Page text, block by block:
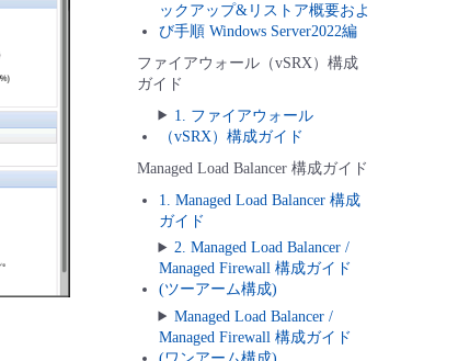
ックアップ&リストア概要およ
び手順 Windows Server2022編
ファイアウォール（vSRX）構成
ガイド
1. ファイアウォール
（vSRX）構成ガイド
Managed Load Balancer 構成ガイド
1. Managed Load Balancer 構成
ガイド
2. Managed Load Balancer /
Managed Firewall 構成ガイド
(ツーアーム構成)
Managed Load Balancer /
Managed Firewall 構成ガイド